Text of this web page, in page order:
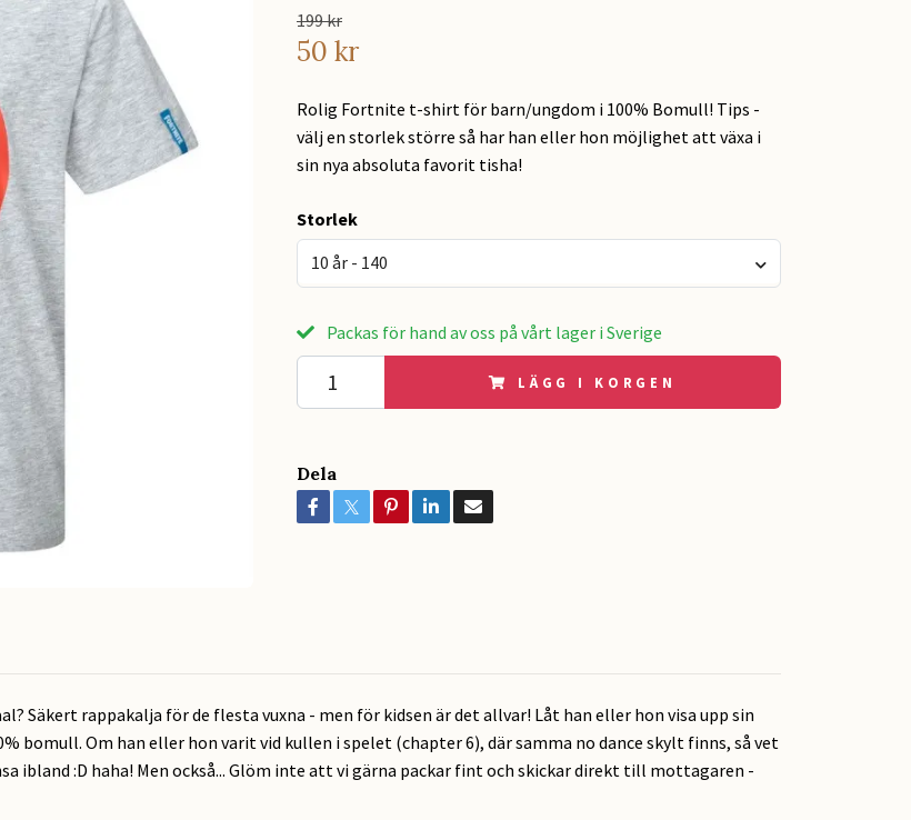
199 kr
50 kr
Rolig Fortnite t-shirt för barn/ungdom i 100% Bomull! Tips -
välj en storlek större så har han eller hon möjlighet att växa i
sin nya absoluta favorit tisha!
Storlek
10 år - 140
Packas för hand av oss på vårt lager i Sverige
LÄGG I KORGEN
Dela
Säkert rappakalja för de flesta vuxna - men för kidsen är det allvar! Låt han eller hon visa upp sin
bomull. Om han eller hon varit vid kullen i spelet (chapter 6), där samma no dance skylt finns, så vet
ibland :D haha! Men också... Glöm inte att vi gärna packar fint och skickar direkt till mottagaren -